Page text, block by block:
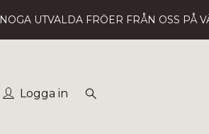
NOGA UTVALDA FRÖER FRÅN OSS PÅ
Logga in